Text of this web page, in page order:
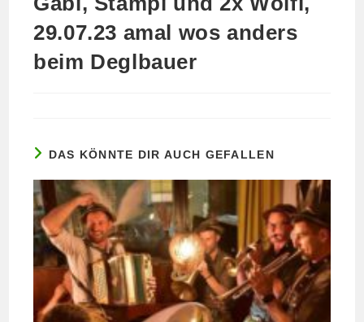
29.07.23 amal wos anders
beim Deglbauer
DAS KÖNNTE DIR AUCH GEFALLEN